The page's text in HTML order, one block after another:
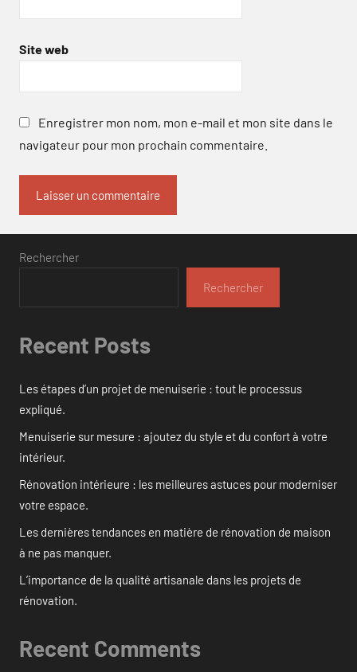
Site web
Enregistrer mon nom, mon e-mail et mon site dans le
navigateur pour mon prochain commentaire.
Rechercher
Rechercher
Recent Posts
Les étapes d’un projet de menuiserie : tout le processus
expliqué.
Menuiserie sur mesure : ajoutez du style et du confort à votre
intérieur.
Rénovation intérieure : les meilleures astuces pour moderniser
votre espace.
Les dernières tendances en matière de rénovation de maison
à ne pas manquer.
L’importance de la qualité artisanale dans les projets de
rénovation.
Recent Comments